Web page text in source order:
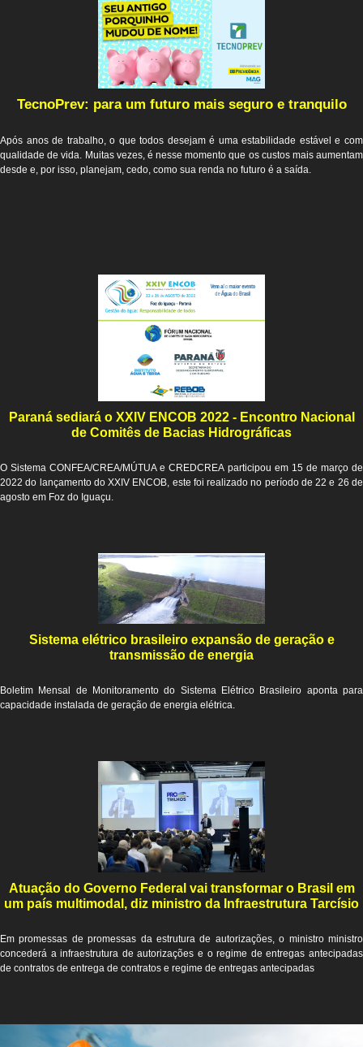
TecnoPrev: para um futuro mais seguro e tranquilo
Após anos de trabalho, o que todos desejam é uma estabilidade estável e com
qualidade de vida. Muitas vezes, é nesse momento que os custos mais aumentam
desde e, por isso, planejam, cedo, como sua renda no futuro é a saída.
Paraná sediará o XXIV ENCOB 2022 - Encontro Nacional
de Comitês de Bacias Hidrográficas
O Sistema CONFEA/CREA/MÚTUA e CREDCREA participou em 15 de março de
2022 do lançamento do XXIV ENCOB, este foi realizado no período de 22 e 26 de
agosto em Foz do Iguaçu.
Sistema elétrico brasileiro expansão de geração e
transmissão de energia
Boletim Mensal de Monitoramento do Sistema Elétrico Brasileiro aponta para
capacidade instalada de geração de energia elétrica.
Atuação do Governo Federal vai transformar o Brasil em
um país multimodal, diz ministro da Infraestrutura Tarcísio
Em promessas de promessas da estrutura de autorizações, o ministro ministro
concederá a infraestrutura de autorizações e o regime de entregas antecipadas
de contratos de entrega de contratos e regime de entregas antecipadas